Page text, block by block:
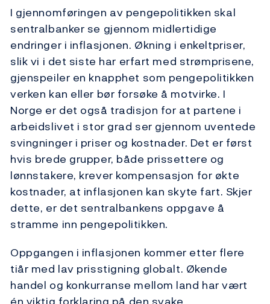
I gjennomføringen av pengepolitikken skal
sentralbanker se gjennom midlertidige
endringer i inflasjonen. Økning i enkeltpriser,
slik vi i det siste har erfart med strømprisene,
gjenspeiler en knapphet som pengepolitikken
verken kan eller bør forsøke å motvirke. I
Norge er det også tradisjon for at partene i
arbeidslivet i stor grad ser gjennom uventede
svingninger i priser og kostnader. Det er først
hvis brede grupper, både prissettere og
lønnstakere, krever kompensasjon for økte
kostnader, at inflasjonen kan skyte fart. Skjer
dette, er det sentralbankens oppgave å
stramme inn pengepolitikken.
Oppgangen i inflasjonen kommer etter flere
tiår med lav prisstigning globalt. Økende
handel og konkurranse mellom land har vært